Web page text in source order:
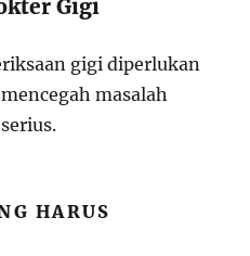
Gigi
gigi diperlukan
masalah
HARUS